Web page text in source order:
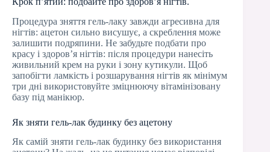
Процедура зняття гель-лаку завжди агресивна для
нігтів: ацетон сильно висушує, а скреблення може
залишити подряпини. Не забудьте подбати про
красу і здоров’я нігтів: після процедури нанесіть
живильний крем на руки і зону кутикули. Щоб
запобігти ламкість і розшарування нігтів як мінімум
три дні використовуйте зміцнюючу вітамінізовану
базу під манікюр.
Як зняти гель-лак будинку без ацетону
Як самій зняти гель-лак будинку без використання